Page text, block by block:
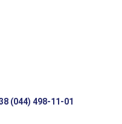
(044) 498-11-01